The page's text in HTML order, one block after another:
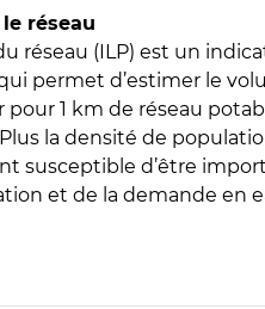
réseau
réseau (ILP) est un
permet d’estimer le
1 km de réseau
la densité de
susceptible d’être
et de la demande en